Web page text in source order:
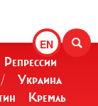
EN
Репрессии
/
Украина
Кремль